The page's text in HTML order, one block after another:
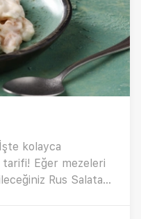
kolayca
tarifi! Eğer mezeleri
Rus Salatası